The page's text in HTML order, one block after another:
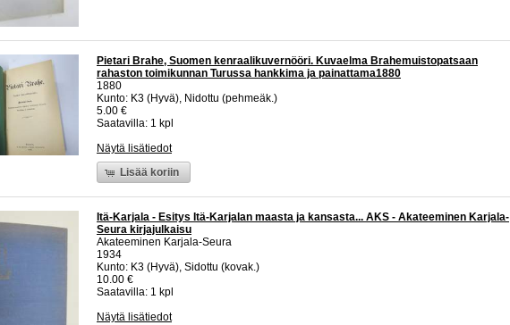
Pietari Brahe, Suomen kenraalikuvernööri. Kuvaelma Brahemuistopatsaan
rahaston toimikunnan Turussa hankkima ja painattama1880
1880
Kunto: K3 (Hyvä), Nidottu (pehmeäk.)
5.00 €
Saatavilla: 1 kpl
Näytä lisätiedot
Lisää koriin
Itä-Karjala - Esitys Itä-Karjalan maasta ja kansasta... AKS - Akateeminen Karjala-
Seura kirjajulkaisu
Akateeminen Karjala-Seura
1934
Kunto: K3 (Hyvä), Sidottu (kovak.)
10.00 €
Saatavilla: 1 kpl
Näytä lisätiedot